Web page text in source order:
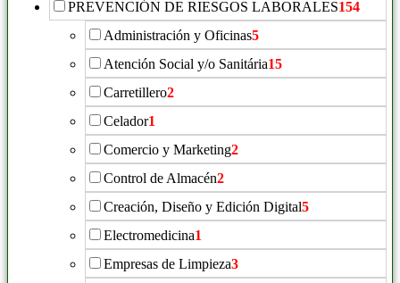
PREVENCIÓN DE RIESGOS LABORALES154
Administración y Oficinas5
Atención Social y/o Sanitária15
Carretillero2
Celador1
Comercio y Marketing2
Control de Almacén2
Creación, Diseño y Edición Digital5
Electromedicina1
Empresas de Limpieza3